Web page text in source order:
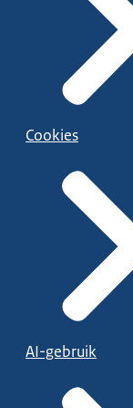
Cookies
AI-gebruik